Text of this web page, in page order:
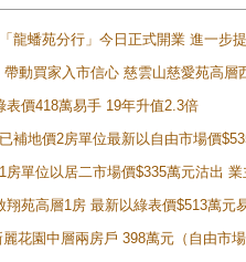
龍蟠苑分行」今日正式開業 進一步
動買家入市信心 慈雲山慈愛苑高層
表價418萬易手 19年升值2.3倍
補地價2房單位最新以自由市場價
單位以居二市場價$335萬元沽出
苑高層1房 最新以綠表價$513萬元
花園中層兩房戶 398萬元（自由市